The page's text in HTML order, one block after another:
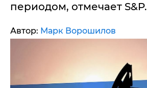
периодом, отмечает S&P.
Автор: Марк Ворошилов